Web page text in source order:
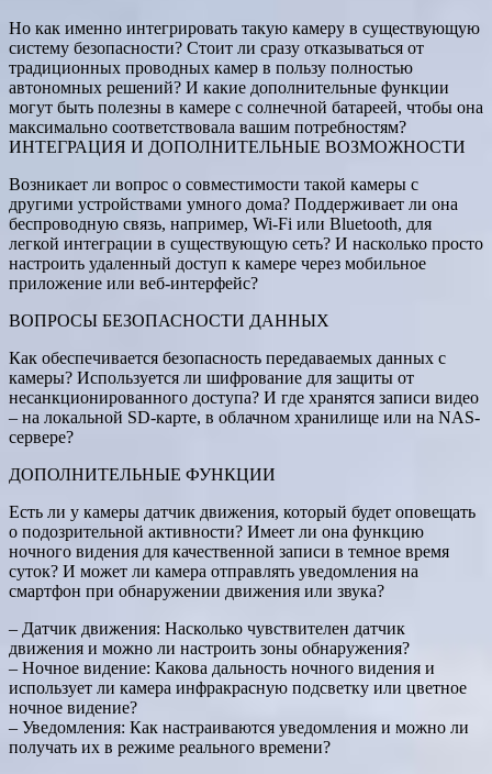
Но как именно интегрировать такую камеру в существующую
систему безопасности? Стоит ли сразу отказываться от
традиционных проводных камер в пользу полностью
автономных решений? И какие дополнительные функции
могут быть полезны в камере с солнечной батареей, чтобы она
максимально соответствовала вашим потребностям?
ИНТЕГРАЦИЯ И ДОПОЛНИТЕЛЬНЫЕ ВОЗМОЖНОСТИ
Возникает ли вопрос о совместимости такой камеры с
другими устройствами умного дома? Поддерживает ли она
беспроводную связь, например, Wi-Fi или Bluetooth, для
легкой интеграции в существующую сеть? И насколько просто
настроить удаленный доступ к камере через мобильное
приложение или веб-интерфейс?
ВОПРОСЫ БЕЗОПАСНОСТИ ДАННЫХ
Как обеспечивается безопасность передаваемых данных с
камеры? Используется ли шифрование для защиты от
несанкционированного доступа? И где хранятся записи видео
– на локальной SD-карте, в облачном хранилище или на NAS-
сервере?
ДОПОЛНИТЕЛЬНЫЕ ФУНКЦИИ
Есть ли у камеры датчик движения, который будет оповещать
о подозрительной активности? Имеет ли она функцию
ночного видения для качественной записи в темное время
суток? И может ли камера отправлять уведомления на
смартфон при обнаружении движения или звука?
– Датчик движения: Насколько чувствителен датчик
движения и можно ли настроить зоны обнаружения?
– Ночное видение: Какова дальность ночного видения и
использует ли камера инфракрасную подсветку или цветное
ночное видение?
– Уведомления: Как настраиваются уведомления и можно ли
получать их в режиме реального времени?